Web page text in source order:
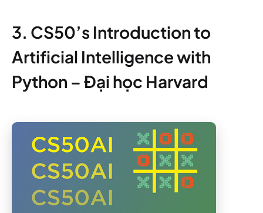
3. CS50’s Introduction to
Artificial Intelligence with
Python – Đại học Harvard